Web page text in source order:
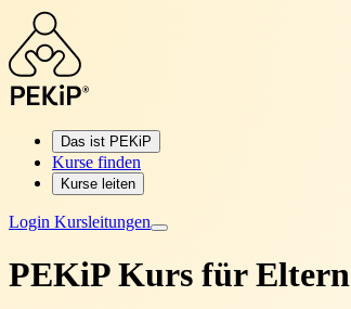
Das ist PEKiP
Kurse finden
Kurse leiten
Login Kursleitungen
PEKiP Kurs für Eltern